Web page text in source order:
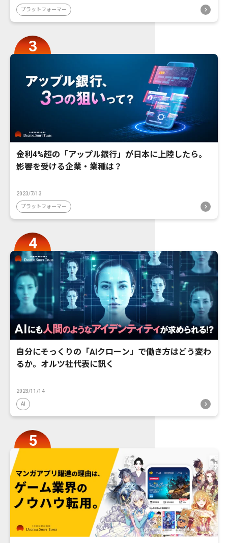
プラットフォーマー
金利4%超の「アップル銀行」が日本に上陸したら。
影響を受ける企業・業種は？
2023/7/13
プラットフォーマー
自分にそっくりの「AIクローン」で働き方はどう変わ
るか。オルツ社代表に訊く
2023/11/14
AI